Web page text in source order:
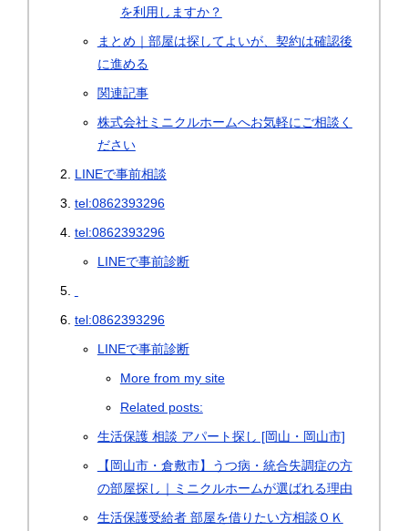
を利用しますか？
まとめ｜部屋は探してよいが、契約は確認後
に進める
関連記事
株式会社ミニクルホームへお気軽にご相談く
ださい
LINEで事前相談
tel:0862393296
tel:0862393296
LINEで事前診断
tel:0862393296
LINEで事前診断
More from my site
Related posts:
生活保護 相談 アパート探し [岡山・岡山市]
【岡山市・倉敷市】うつ病・統合失調症の方
の部屋探し｜ミニクルホームが選ばれる理由
生活保護受給者 部屋を借りたい方相談ＯＫ